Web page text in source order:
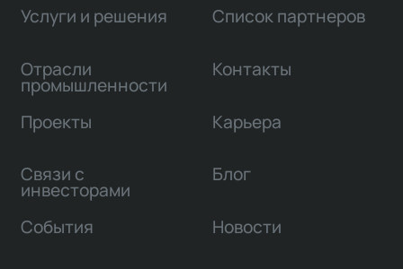
Услуги и решения
Отрасли
промышленности
Проекты
Связи с
инвесторами
Список партнеров
Контакты
Карьера
Блог
События Новости